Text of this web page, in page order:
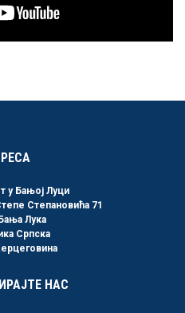
у Бањој Луци
Степановића 71
Лука
Српска
НАС